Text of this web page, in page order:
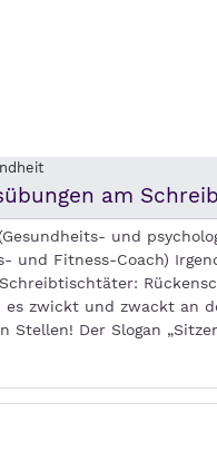
am
und
und Fitness-Coach)
es zwickt und zwackt an
Stellen! Der Slogan